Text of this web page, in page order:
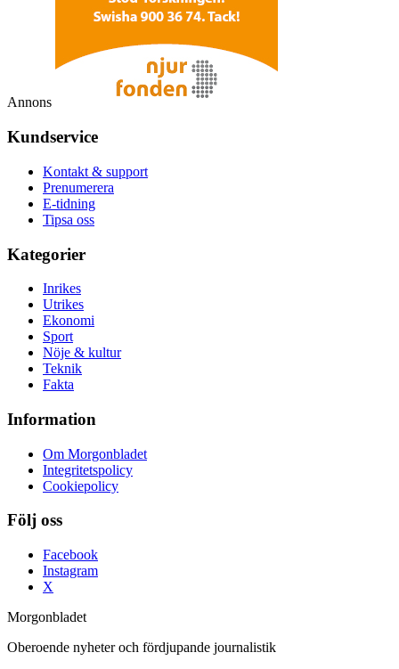
Annons
Kundservice
Kontakt & support
Prenumerera
E-tidning
Tipsa oss
Kategorier
Inrikes
Utrikes
Ekonomi
Sport
Nöje & kultur
Teknik
Fakta
Information
Om Morgonbladet
Integritetspolicy
Cookiepolicy
Följ oss
Facebook
Instagram
X
Morgonbladet
Oberoende nyheter och fördjupande journalistik